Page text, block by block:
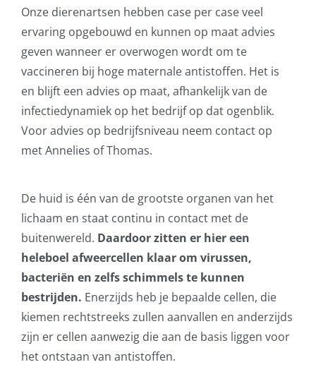
Onze dierenartsen hebben case per case veel
ervaring opgebouwd en kunnen op maat advies
geven wanneer er overwogen wordt om te
vaccineren bij hoge maternale antistoffen. Het is
en blijft een advies op maat, afhankelijk van de
infectiedynamiek op het bedrijf op dat ogenblik.
Voor advies op bedrijfsniveau neem contact op
met Annelies of Thomas.
De huid is één van de grootste organen van het
lichaam en staat continu in contact met de
buitenwereld. Daardoor zitten er hier een
heleboel afweercellen klaar om virussen,
bacteriën en zelfs schimmels te kunnen
bestrijden. Enerzijds heb je bepaalde cellen, die
kiemen rechtstreeks zullen aanvallen en anderzijds
zijn er cellen aanwezig die aan de basis liggen voor
het ontstaan van antistoffen.